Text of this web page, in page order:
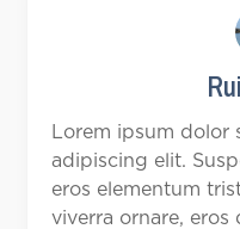
Lorem ipsum dolor
adipiscing elit.
eros elementum
viverra ornare,